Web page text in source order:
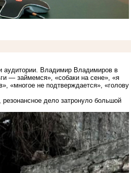
аудитории. Владимир Владимиров в
— займемся», «собаки на сене», «я
«многое не подтверждается», ​​«голову
дело затронуло большой